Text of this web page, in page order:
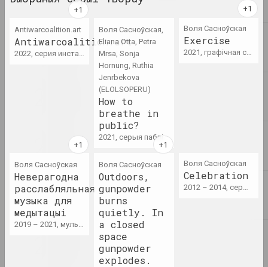
2023 Таша Кацуба
209 дзён шэрага: смерць
цялеснага, неўміручасць
духоўнага
2023. персанальная выстава, замежнае падзея
ART FESTIVAL 2023
2023. штаб фестывалю
Ала Савашэвiч
Broń i chroń
2023 – 2024. персанальная выстава, выстава
Андрэй Логінаў
Charomushki Odyssey
2023. выстава
Antiwarcoalition.art
Antiwarcoalition.art
2022, серия инсталляций, серия видео
Воля Сасноўская,
Eliana Otta, Petra
Mrsa, Sonja
Hornung, Ruthia
Jenrbekova
(ELOLSOPERU)
How to
breathe in
public?
2021, серыя паблік-арт твораў
Воля Сасноўская
Exercise
2021, графічная серыя
Воля Сасноўская
Неверагодна
расслабляльная
музыка для
медытацыі
2019 – 2021, мультымедыйная серыя
Воля Сасноўская
Outdoors,
gunpowder
burns
quietly. In
a closed
space
gunpowder
explodes.
Воля Сасноўская
Celebration
2012 – 2014, серыя фатаграфій